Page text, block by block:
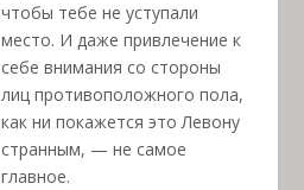
чтобы тебе не уступали
место. И даже привлечение к
себе внимания со стороны
лиц противоположного пола,
как ни покажется это Левону
странным, — не самое
главное.